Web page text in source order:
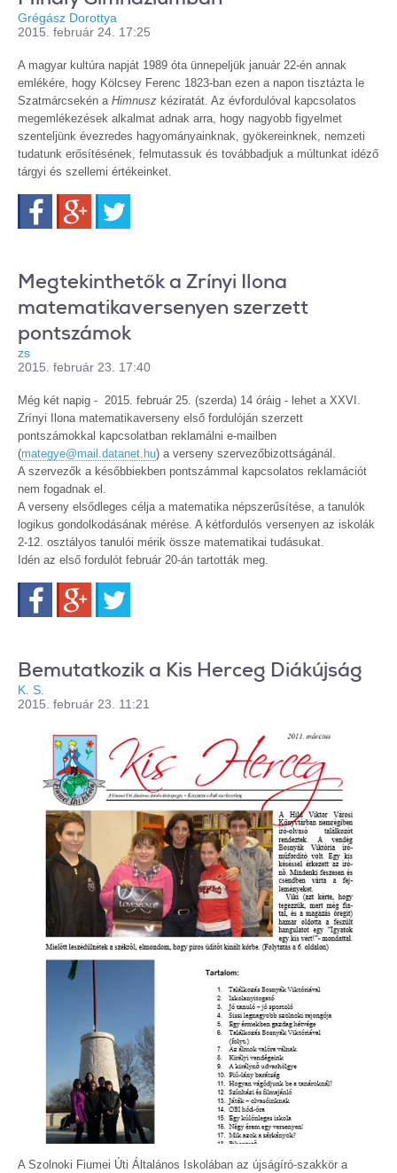
Grégász Dorottya
2015. február 24. 17:25
A magyar kultúra napját 1989 óta ünnepeljük január 22-én annak
emlékére, hogy Kölcsey Ferenc 1823-ban ezen a napon tisztázta le
Szatmárcsekén a Himnusz kéziratát. Az évfordulóval kapcsolatos
megemlékezések alkalmat adnak arra, hogy nagyobb figyelmet
szenteljünk évezredes hagyományainknak, gyökereinknek, nemzeti
tudatunk erősítésének, felmutassuk és továbbadjuk a múltunkat idéző
tárgyi és szellemi értékeinket.
FacebookGoogle+
Megtekinthetők a Zrínyi Ilona
matematikaversenyen szerzett
pontszámok
zs
2015. február 23. 17:40
Még két napig - 2015. február 25. (szerda) 14 óráig - lehet a XXVI.
Zrínyi Ilona matematikaverseny első fordulóján szerzett
pontszámokkal kapcsolatban reklamálni e-mailben
(mategye@mail.datanet.hu) a verseny szervezőbizottságánál.
A szervezők a későbbiekben pontszámmal kapcsolatos reklamációt
nem fogadnak el.
A verseny elsődleges célja a matematika népszerűsítése, a tanulók
logikus gondolkodásának mérése. A kétfordulós versenyen az iskolák
2-12. osztályos tanulói mérik össze matematikai tudásukat.
Idén az első fordulót február 20-án tartották meg.
FacebookGoogle+
Bemutatkozik a Kis Herceg Diákújság
K. S.
2015. február 23. 11:21
A Szolnoki Fiumei Úti Általános Iskolában az újságíró-szakkör a